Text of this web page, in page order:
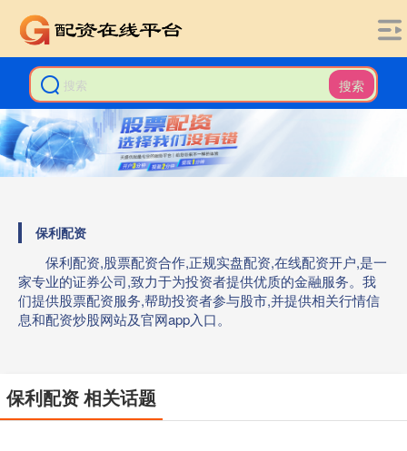
搜索
保利配资
保利配资,股票配资合作,正规实盘配资,在线配资开户,是一
家专业的证券公司,致力于为投资者提供优质的金融服务。我
们提供股票配资服务,帮助投资者参与股市,并提供相关行情信
息和配资炒股网站及官网app入口。
保利配资 相关话题